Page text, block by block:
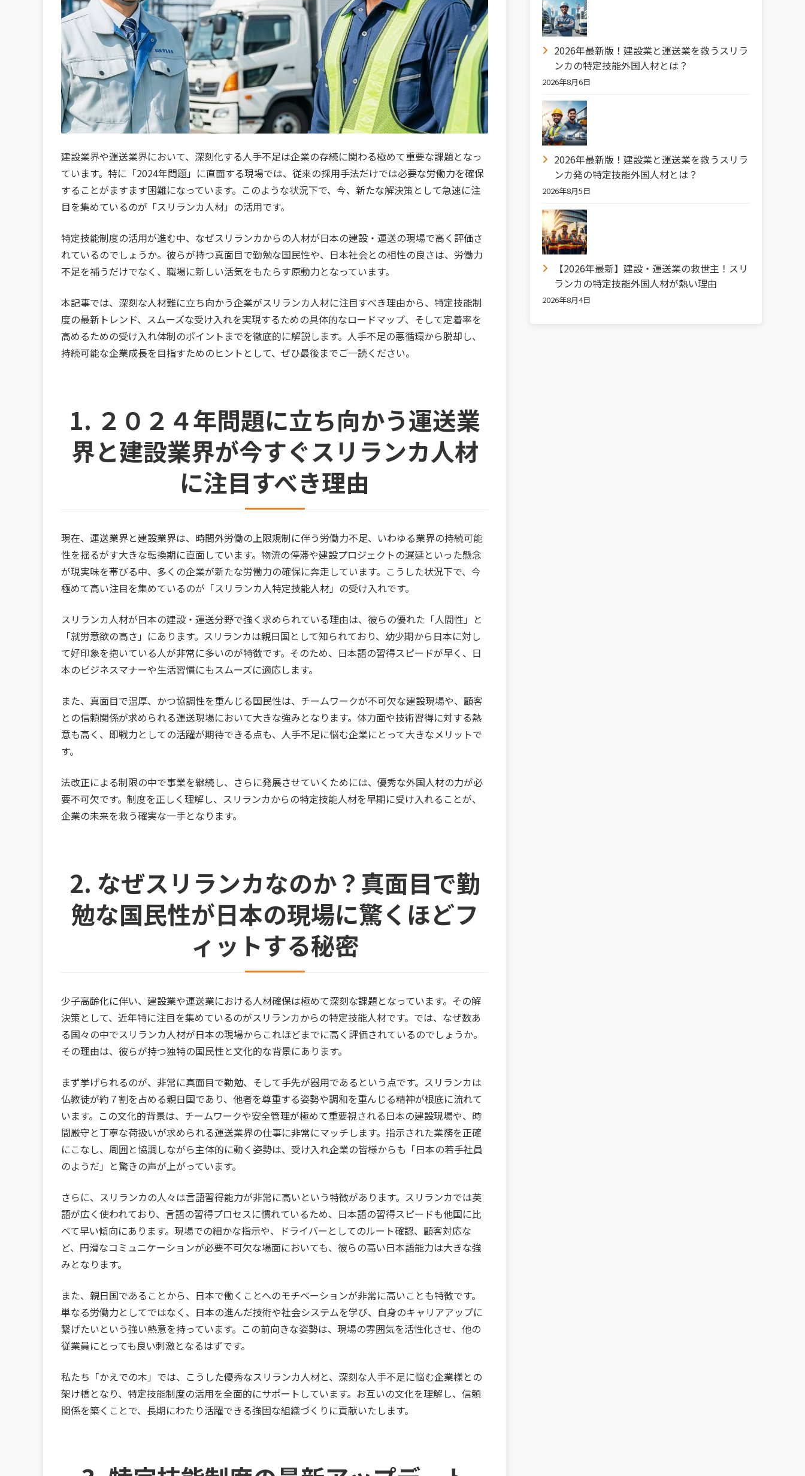
建設業界や運送業界において、深刻化する人手不足は企業の存続に関わる極めて重要な課題となっ
ています。特に「2024年問題」に直面する現場では、従来の採用手法だけでは必要な労働力を確保
することがますます困難になっています。このような状況下で、今、新たな解決策として急速に注
目を集めているのが「スリランカ人材」の活用です。
特定技能制度の活用が進む中、なぜスリランカからの人材が日本の建設・運送の現場で高く評価さ
れているのでしょうか。彼らが持つ真面目で勤勉な国民性や、日本社会との相性の良さは、労働力
不足を補うだけでなく、職場に新しい活気をもたらす原動力となっています。
本記事では、深刻な人材難に立ち向かう企業がスリランカ人材に注目すべき理由から、特定技能制
度の最新トレンド、スムーズな受け入れを実現するための具体的なロードマップ、そして定着率を
高めるための受け入れ体制のポイントまでを徹底的に解説します。人手不足の悪循環から脱却し、
持続可能な企業成長を目指すためのヒントとして、ぜひ最後までご一読ください。
1. ２０２４年問題に立ち向かう運送業
界と建設業界が今すぐスリランカ人材
に注目すべき理由
現在、運送業界と建設業界は、時間外労働の上限規制に伴う労働力不足、いわゆる業界の持続可能
性を揺るがす大きな転換期に直面しています。物流の停滞や建設プロジェクトの遅延といった懸念
が現実味を帯びる中、多くの企業が新たな労働力の確保に奔走しています。こうした状況下で、今
極めて高い注目を集めているのが「スリランカ人特定技能人材」の受け入れです。
スリランカ人材が日本の建設・運送分野で強く求められている理由は、彼らの優れた「人間性」と
「就労意欲の高さ」にあります。スリランカは親日国として知られており、幼少期から日本に対し
て好印象を抱いている人が非常に多いのが特徴です。そのため、日本語の習得スピードが早く、日
本のビジネスマナーや生活習慣にもスムーズに適応します。
また、真面目で温厚、かつ協調性を重んじる国民性は、チームワークが不可欠な建設現場や、顧客
との信頼関係が求められる運送現場において大きな強みとなります。体力面や技術習得に対する熱
意も高く、即戦力としての活躍が期待できる点も、人手不足に悩む企業にとって大きなメリットで
す。
法改正による制限の中で事業を継続し、さらに発展させていくためには、優秀な外国人材の力が必
要不可欠です。制度を正しく理解し、スリランカからの特定技能人材を早期に受け入れることが、
企業の未来を救う確実な一手となります。
2. なぜスリランカなのか？真面目で勤
勉な国民性が日本の現場に驚くほどフ
ィットする秘密
少子高齢化に伴い、建設業や運送業における人材確保は極めて深刻な課題となっています。その解
決策として、近年特に注目を集めているのがスリランカからの特定技能人材です。では、なぜ数あ
る国々の中でスリランカ人材が日本の現場からこれほどまでに高く評価されているのでしょうか。
その理由は、彼らが持つ独特の国民性と文化的な背景にあります。
まず挙げられるのが、非常に真面目で勤勉、そして手先が器用であるという点です。スリランカは
仏教徒が約７割を占める親日国であり、他者を尊重する姿勢や調和を重んじる精神が根底に流れて
います。この文化的背景は、チームワークや安全管理が極めて重要視される日本の建設現場や、時
間厳守と丁寧な荷扱いが求められる運送業界の仕事に非常にマッチします。指示された業務を正確
にこなし、周囲と協調しながら主体的に動く姿勢は、受け入れ企業の皆様からも「日本の若手社員
のようだ」と驚きの声が上がっています。
さらに、スリランカの人々は言語習得能力が非常に高いという特徴があります。スリランカでは英
語が広く使われており、言語の習得プロセスに慣れているため、日本語の習得スピードも他国に比
べて早い傾向にあります。現場での細かな指示や、ドライバーとしてのルート確認、顧客対応な
ど、円滑なコミュニケーションが必要不可欠な場面においても、彼らの高い日本語能力は大きな強
みとなります。
また、親日国であることから、日本で働くことへのモチベーションが非常に高いことも特徴です。
単なる労働力としてではなく、日本の進んだ技術や社会システムを学び、自身のキャリアアップに
繋げたいという強い熱意を持っています。この前向きな姿勢は、現場の雰囲気を活性化させ、他の
従業員にとっても良い刺激となるはずです。
私たち「かえでの木」では、こうした優秀なスリランカ人材と、深刻な人手不足に悩む企業様との
架け橋となり、特定技能制度の活用を全面的にサポートしています。お互いの文化を理解し、信頼
関係を築くことで、長期にわたり活躍できる強固な組織づくりに貢献いたします。
2026年最新版！建設業と運送業を救うスリラ
ンカの特定技能外国人材とは？
2026年8月6日
2026年最新版！建設業と運送業を救うスリラ
ンカ発の特定技能外国人材とは？
2026年8月5日
【2026年最新】建設・運送業の救世主！スリ
ランカの特定技能外国人材が熱い理由
2026年8月4日